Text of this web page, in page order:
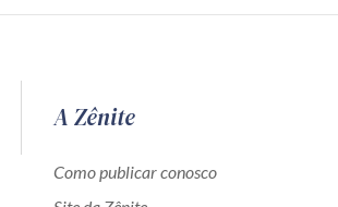
A Zênite
Como publicar conosco